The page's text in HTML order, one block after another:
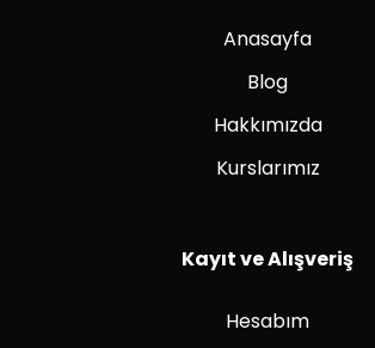
Anasayfa
Blog
Hakkımızda
Kurslarımız
Kayıt ve Alışveriş
Hesabım